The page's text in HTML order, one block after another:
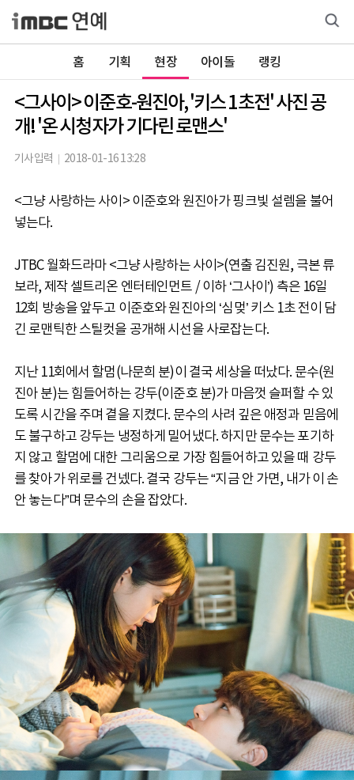
홈 기획 현장 아이돌 랭킹
<그사이> 이준호-원진아, '키스 1초전' 사진 공
개! '온 시청자가 기다린 로맨스'
기사입력 2018-01-16 13:28
<그냥 사랑하는 사이> 이준호와 원진아가 핑크빛 설렘을 불어
넣는다.
JTBC 월화드라마 <그냥 사랑하는 사이>(연출 김진원, 극본 류
보라, 제작 셀트리온 엔터테인먼트 / 이하 ‘그사이’) 측은 16일
12회 방송을 앞두고 이준호와 원진아의 ‘심멎’ 키스 1초 전이 담
긴 로맨틱한 스틸컷을 공개해 시선을 사로잡는다.
지난 11회에서 할멈(나문희 분)이 결국 세상을 떠났다. 문수(원
진아 분)는 힘들어하는 강두(이준호 분)가 마음껏 슬퍼할 수 있
도록 시간을 주며 곁을 지켰다. 문수의 사려 깊은 애정과 믿음에
도 불구하고 강두는 냉정하게 밀어냈다. 하지만 문수는 포기하
지 않고 할멈에 대한 그리움으로 가장 힘들어하고 있을 때 강두
를 찾아가 위로를 건넸다. 결국 강두는 “지금 안 가면, 내가 이 손
안 놓는다”며 문수의 손을 잡았다.